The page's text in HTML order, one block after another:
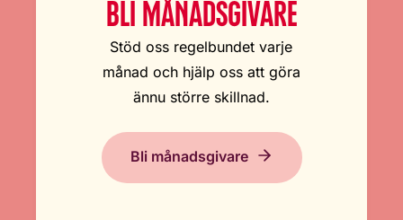
BLI MÅNADSGIVARE
Stöd oss regelbundet varje
månad och hjälp oss att göra
ännu större skillnad.
Bli månadsgivare